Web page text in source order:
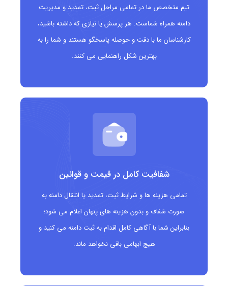
مناسب برای صفحات فرود (Landing Pages) کمپین
های تخفیف
امکان انتخاب نام های کوتاه تر به دلیل کمتر بودن رقابت
قابل استفاده برای سایت های فروشگاهی، کوپن
تخفیف، حراجی ها و بنگاه های تبلیغاتی
مناسب چه کسانی است؟
فروشگاه های اینترنتی با بخش تخفیف
سایت های کوپن، کد تخفیف و پیشنهادهای ویژه
کسب وکارهای برگزارکننده حراج های فصلی
برندهایی که کمپین های فروش دارند
مارکت پلیس ها و سایت های معرفی کالا با قیمت ویژه
شرکت های بازاریابی که محتوای Deal محور تولید می
تیم متخصص ما در تمامی مراحل ثبت، تمدید و مدیریت
دامنه همراه شماست. هر پرسش یا نیازی که داشته باشید،
کارشناسان ما با دقت و حوصله پاسخگو هستند و شما را به
بهترین شکل راهنمایی می کنند.
شفافیت کامل در قیمت و قوانین
تمامی هزینه ها و شرایط ثبت، تمدید یا انتقال دامنه به
صورت شفاف و بدون هزینه های پنهان اعلام می شود؛
بنابراین شما با آگاهی کامل اقدام به ثبت دامنه می کنید و
هیچ ابهامی باقی نخواهد ماند.